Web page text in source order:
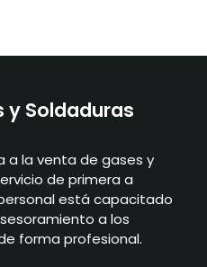
y Soldaduras
a la venta de gases y
de primera a
está capacitado
a los
forma profesional.